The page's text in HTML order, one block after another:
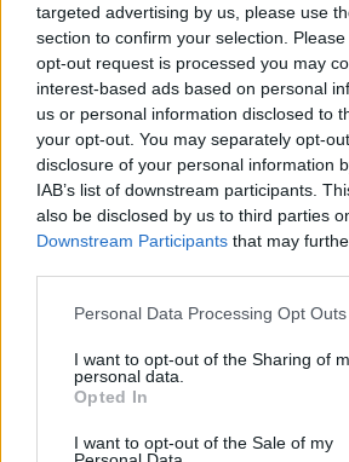
targeted advertising by us, please use
section to confirm your selection.
opt-out request is processed you may
interest-based ads based on personal
us or personal information disclosed to
your opt-out. You may separately opt-
disclosure of your personal information
IAB’s list of downstream participants.
also be disclosed by us to third parties
Downstream Participants that may
Please note that this website/app uses
not limited to your visit or usage
grant or deny consent to Google and its
use your data for below specified
consent section.
Personal Data Processing Opt Outs
I want to opt-out of the Sharing of
personal data.
Opted In
I want to opt-out of the Sale of my
Αύγουστος στο Netflix:
καλοκαιρινές
αποκλειστικότητες
To
του
Gigabit: με εξοπλισμό TP-